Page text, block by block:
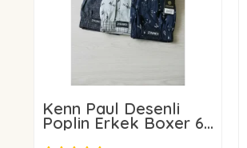
Kenn Paul Desenli
Poplin Erkek Boxer 6
Adet